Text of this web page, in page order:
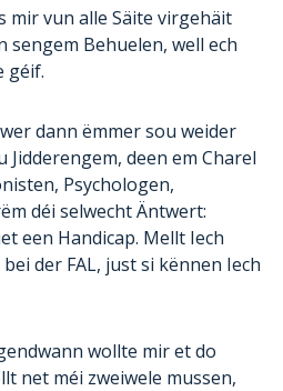
mir vun alle Säite virgehäit
sengem Behuelen, well ech
géif.
dann ëmmer sou weider
deen em Charel
Psychologen,
déi selwecht Äntwert:
een Handicap. Mellt Iech
der FAL, just si kënnen Iech
wollte mir et do
net méi zweiwele mussen,